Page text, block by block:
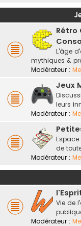
Rétro
L'âge
mythiques &
Modérateur :
Jeux
leurs
Modérateur :
de
Modérateur :
Vie de
Modérateur :